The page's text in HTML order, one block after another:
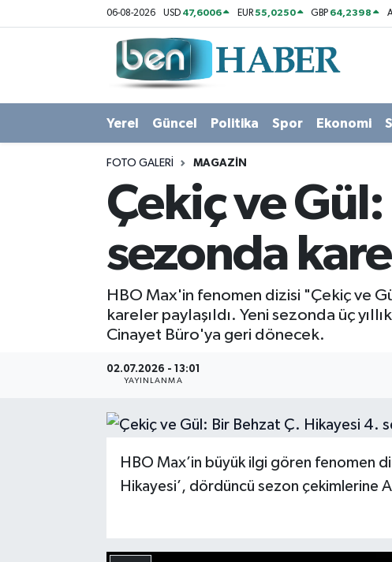
06-08-2026 USD 47,6006 EUR55,0250 GBP 64,2398
Yerel Güncel Politika Spor Ekonomi
FOTO GALERI MAGAZIN
Çekiç ve
sezonda
HBO Max'in fenomen dizisi "Çekiç ve
kareler paylaşıldı. Yeni sezonda üç
Cinayet Büro'ya geri dönecek.
02.07.2026 - 13:01
YAYINLANMA
HBO Max’in büyük ilgi gören fenomen
Hikayesi’, dördüncü sezon çekimlerine
Politika
Kültür Sanat
Resmi Reklam
Röportajlar
Hava Durumu
Süper Lig Puan Durumu ve Fikstür
Son Dakika Haberleri
Haber Arşivi